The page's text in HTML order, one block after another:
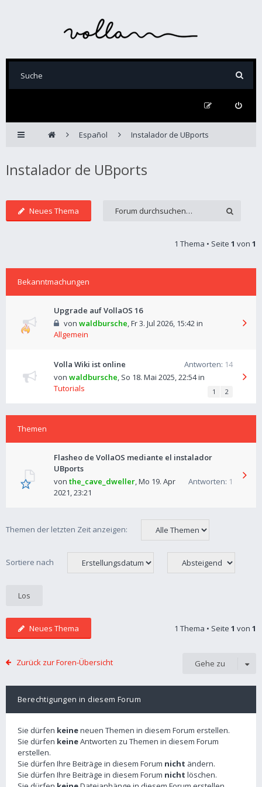
Español Instalador de UBports
Instalador de UBports
Neues Thema
1 Thema • Seite 1 von 1
Bekanntmachungen
Upgrade auf VollaOS 16
von waldbursche,Fr 3. Jul 2026, 15:42in
Allgemein
Volla Wiki ist online Antworten: 14
von waldbursche, So 18. Mai 2025, 22:54in
Tutorials
1 2
Themen
Flasheo de VollaOS mediante el instalador
UBports
Antworten: 1
von the_cave_dweller,Mo 19. Apr
2021, 23:21
Themen der letzten Zeit anzeigen:
Sortiere nach
Neues Thema 1 Thema • Seite 1 von 1
Zurück zur Foren-Übersicht Gehe zu
Berechtigungen in diesem Forum
Sie dürfen keineneuen Themen in diesem Forum erstellen.
Sie dürfen keineAntworten zu Themen in diesem Forum
erstellen.
Sie dürfen Ihre Beiträge in diesem Forum nicht ändern.
Sie dürfen Ihre Beiträge in diesem Forum nicht löschen.